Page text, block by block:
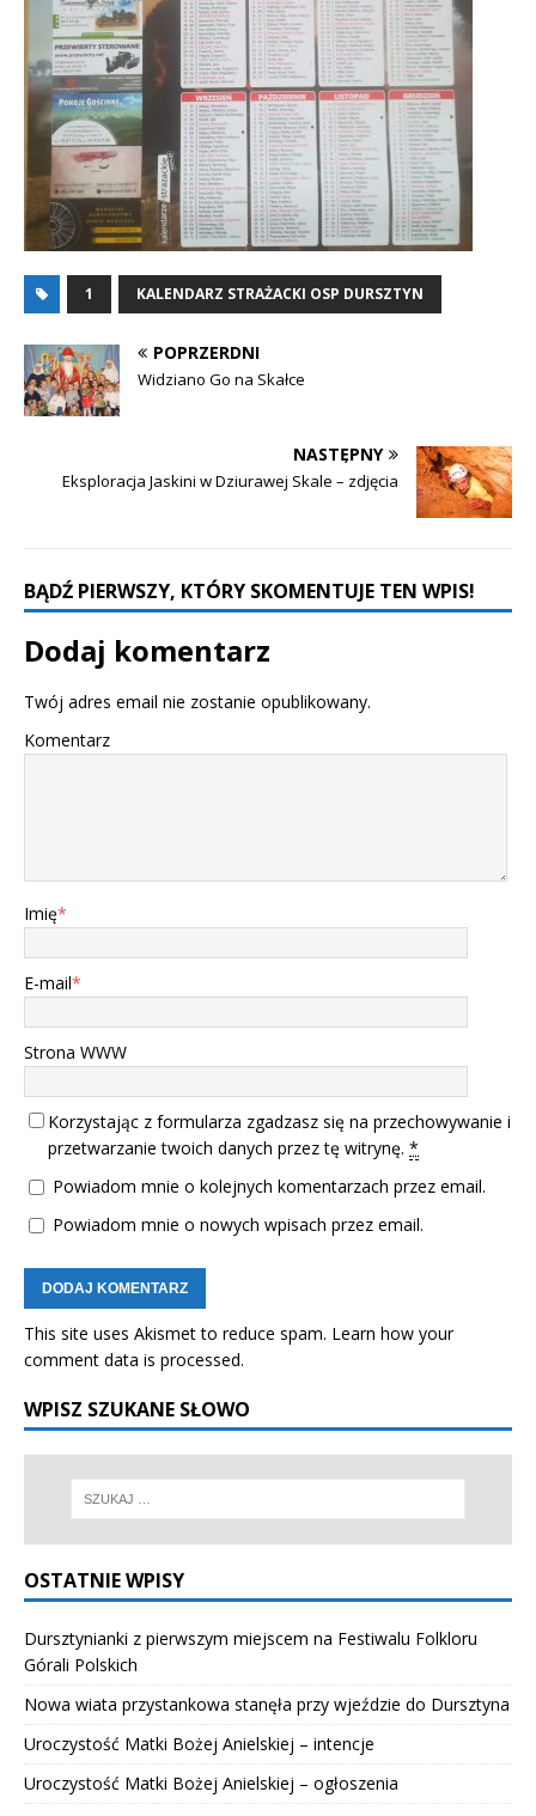
1 KALENDARZ STRAŻACKI OSP DURSZTYN
POPRZERDNI
Widziano Go na Skałce
NASTĘPNY
Eksploracja Jaskini w Dziurawej Skale – zdjęcia
BĄDŹ PIERWSZY, KTÓRY SKOMENTUJE TEN WPIS!
Dodaj komentarz
Twój adres email nie zostanie opublikowany.
Komentarz
Imię*
E-mail*
Strona WWW
Korzystając z formularza zgadzasz się na przechowywanie i
przetwarzanie twoich danych przez tę witrynę. *
Powiadom mnie o kolejnych komentarzach przez email.
Powiadom mnie o nowych wpisach przez email.
This site uses Akismet to reduce spam. Learn how your
comment data is processed.
WPISZ SZUKANE SŁOWO
OSTATNIE WPISY
Dursztynianki z pierwszym miejscem na Festiwalu Folkloru
Górali Polskich
Nowa wiata przystankowa stanęła przy wjeździe do Dursztyna
Uroczystość Matki Bożej Anielskiej – intencje
Uroczystość Matki Bożej Anielskiej – ogłoszenia